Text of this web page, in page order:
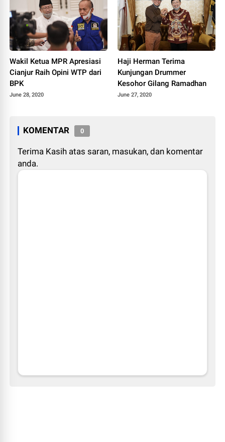
Wakil Ketua MPR Apresiasi
Cianjur Raih Opini WTP dari
BPK
June 28, 2020
Haji Herman Terima
Kunjungan Drummer
Kesohor Gilang Ramadhan
June 27, 2020
KOMENTAR 0
Terima Kasih atas saran, masukan, dan komentar
anda.